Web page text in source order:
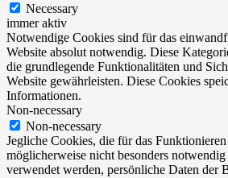
Necessary
immer aktiv
Notwendige Cookies sind für das
Website absolut notwendig. Diese
die grundlegende Funktionalitäten und
Website gewährleisten. Diese Cookies
Informationen.
Non-necessary
Non-necessary
Jegliche Cookies, die für das
möglicherweise nicht besonders
verwendet werden, persönliche Daten der